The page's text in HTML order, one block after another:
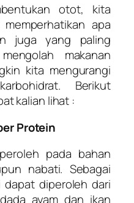
otot, kita
apa
juga yang paling
makanan
kita mengurangi
Berikut
kalian lihat :
Protein
pada bahan
nabati. Sebagai
diperoleh dari
ayam dan ikan